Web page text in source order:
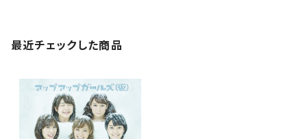
最近チェックした商品